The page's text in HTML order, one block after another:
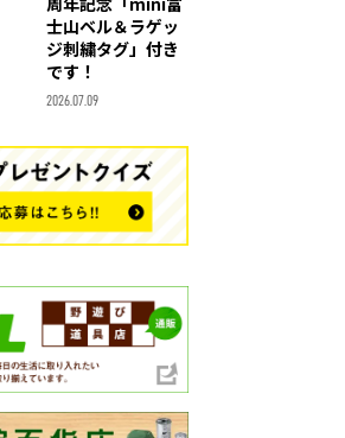
士山ベル＆ラゲッ
ジ刺繍タグ」付き
です！
2026.07.09